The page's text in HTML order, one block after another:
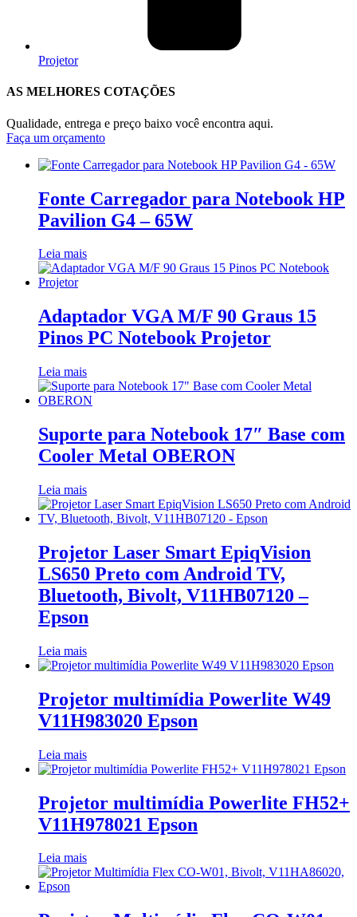
Projetor
AS MELHORES COTAÇÕES
Qualidade, entrega e preço baixo você encontra aqui.
Faça um orçamento
Fonte Carregador para Notebook HP
Pavilion G4 – 65W
Leia mais
Adaptador VGA M/F 90 Graus 15
Pinos PC Notebook Projetor
Leia mais
Suporte para Notebook 17″ Base com
Cooler Metal OBERON
Leia mais
Projetor Laser Smart EpiqVision
LS650 Preto com Android TV,
Bluetooth, Bivolt, V11HB07120 –
Epson
Leia mais
Projetor multimídia Powerlite W49
V11H983020 Epson
Leia mais
Projetor multimídia Powerlite FH52+
V11H978021 Epson
Leia mais